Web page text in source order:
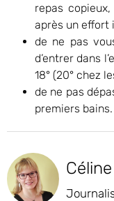
repas
après un effort
de ne pas
d’entrer dans
18° (20° chez
de ne pas
premiers bains.